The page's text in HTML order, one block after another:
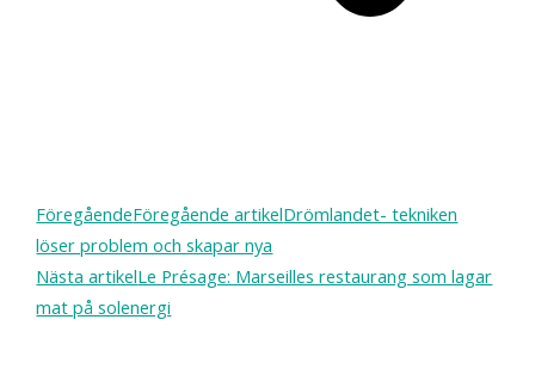
FöregåendeFöregående artikelDrömlandet- tekniken
löser problem och skapar nya
Nästa artikelLe Présage: Marseilles restaurang som lagar
mat på solenergi